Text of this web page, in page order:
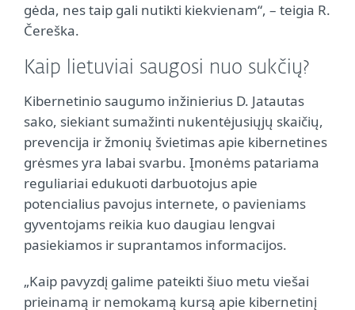
gėda, nes taip gali nutikti kiekvienam“, – teigia R.
Čereška.
Kaip lietuviai saugosi nuo sukčių?
Kibernetinio saugumo inžinierius D. Jatautas
sako, siekiant sumažinti nukentėjusiųjų skaičių,
prevencija ir žmonių švietimas apie kibernetines
grėsmes yra labai svarbu. Įmonėms patariama
reguliariai edukuoti darbuotojus apie
potencialius pavojus internete, o pavieniams
gyventojams reikia kuo daugiau lengvai
pasiekiamos ir suprantamos informacijos.
„Kaip pavyzdį galime pateikti šiuo metu viešai
prieinamą ir nemokamą kursą apie kibernetinį